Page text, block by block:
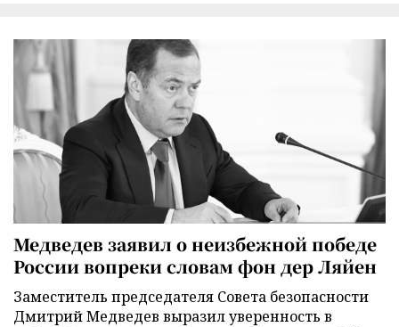
Медведев заявил о неизбежной победе
России вопреки словам фон дер Ляйен
Заместитель председателя Совета безопасности
Дмитрий Медведев выразил уверенность в